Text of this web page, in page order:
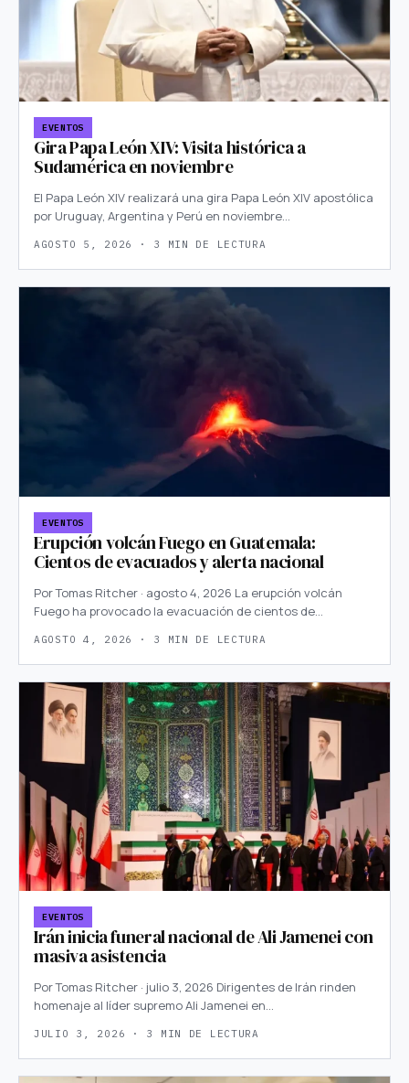
EVENTOS
Gira Papa León XIV: Visita histórica a
Sudamérica en noviembre
El Papa León XIV realizará una gira Papa León XIV apostólica
por Uruguay, Argentina y Perú en noviembre…
AGOSTO 5, 2026 · 3 MIN DE LECTURA
EVENTOS
Erupción volcán Fuego en Guatemala:
Cientos de evacuados y alerta nacional
Por Tomas Ritcher · agosto 4, 2026 La erupción volcán
Fuego ha provocado la evacuación de cientos de…
AGOSTO 4, 2026 · 3 MIN DE LECTURA
EVENTOS
Irán inicia funeral nacional de Ali Jamenei con
masiva asistencia
Por Tomas Ritcher · julio 3, 2026 Dirigentes de Irán rinden
homenaje al líder supremo Ali Jamenei en…
JULIO 3, 2026 · 3 MIN DE LECTURA